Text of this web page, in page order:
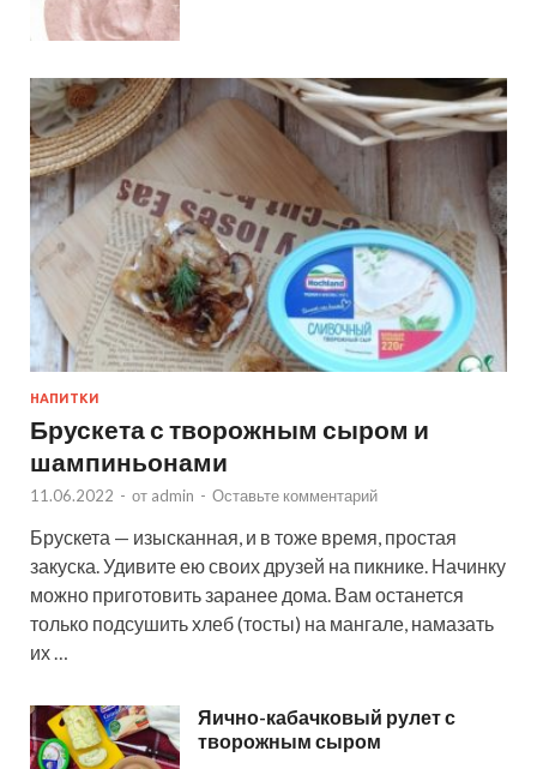
НАПИТКИ
Брускета с творожным сыром и
шампиньонами
11.06.2022 - от admin - Оставьте комментарий
Брускета — изысканная, и в тоже время, простая
закуска. Удивите ею своих друзей на пикнике. Начинку
можно приготовить заранее дома. Вам останется
только подсушить хлеб (тосты) на мангале, намазать
их …
Яично-кабачковый рулет с
творожным сыром